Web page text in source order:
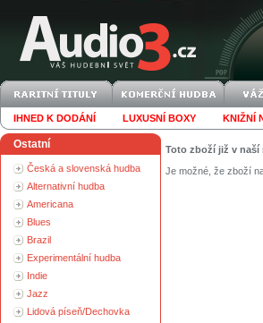
IHNED K DODÁNÍ LUXUSNÍ BOXY KNIŽNÍ
Ostatní
Česká a slovenská hudba
Alternativní hudba
Americana
Blues
Brazil
Experimentální hudba
Indie
Jazz
Lidová píseň/Dechovka
Toto zboží již v naší
Je možné, že zboží